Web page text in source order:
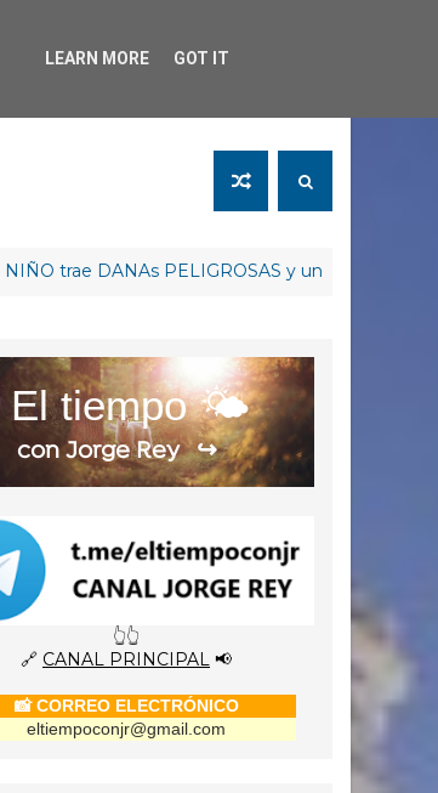
DANAs PELIGROSAS y un Invierno
El tiempo 🌤️
Jorge Rey ↪
👆👆
🔗 CANAL PRINCIPAL 📢
📸 CORREO ELECTRÓNICO
eltiempoconjr@gmail.com
LEARN MORE GOT IT